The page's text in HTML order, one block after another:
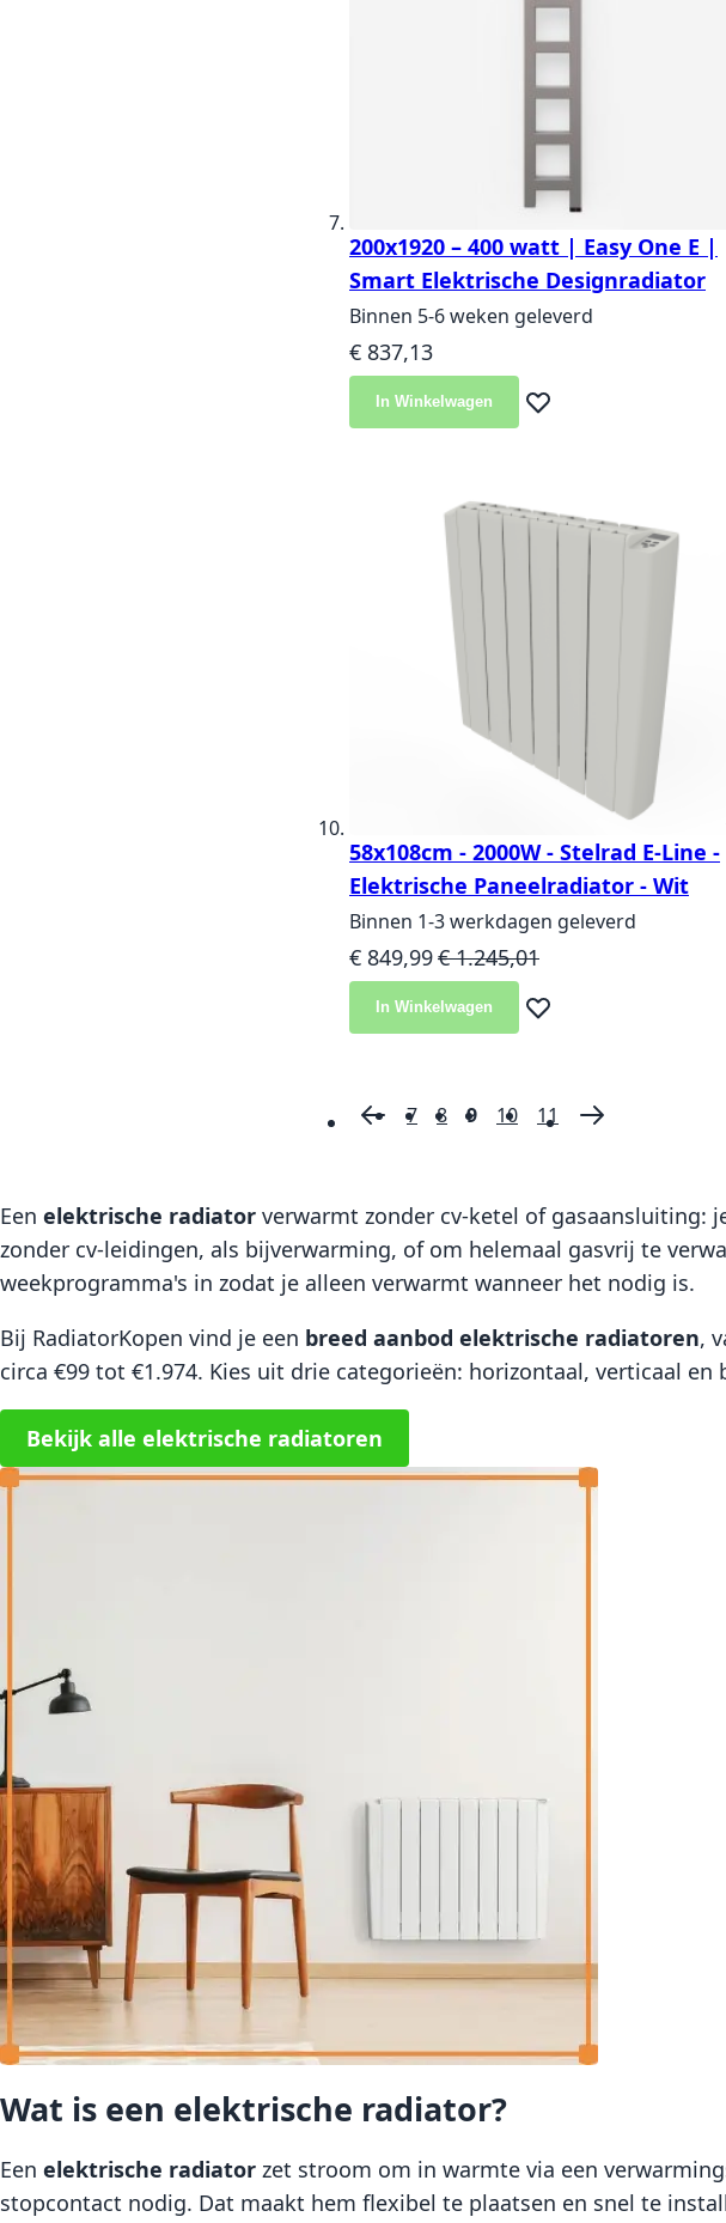
200x1920 – 400 watt | Easy One E |
Smart Elektrische Designradiator
Binnen 5-6 weken geleverd
€ 837,13
In Winkelwagen Voeg toe aan
58x108cm - 2000W - Stelrad E-Line -
Elektrische Paneelradiator - Wit
Binnen 1-3 werkdagen geleverd
Speciale prijs
€ 849,99Normale prijs
€ 1.245,01
In Winkelwagen Voeg toe aan
PaginaPagina
VorigePagina
7 Pagina
8 U lees momenteel pagina
9 Pagina
10 Pagina
11 Pagina
Volgende
Een elektrische radiator verwarmt zonder cv-ketel of gasaansluiting:
zonder cv-leidingen, als bijverwarming, of om helemaal gasvrij te
weekprogramma's in zodat je alleen verwarmt wanneer het nodig is.
Bij RadiatorKopen vind je een breed aanbod elektrische radiatoren,
circa €99 tot €1.974. Kies uit drie categorieën: horizontaal, verticaal en
Bekijk alle elektrische radiatoren
Wat is een elektrische radiator?
Een elektrische radiator zet stroom om in warmte via een
stopcontact nodig. Dat maakt hem flexibel te plaatsen en snel te